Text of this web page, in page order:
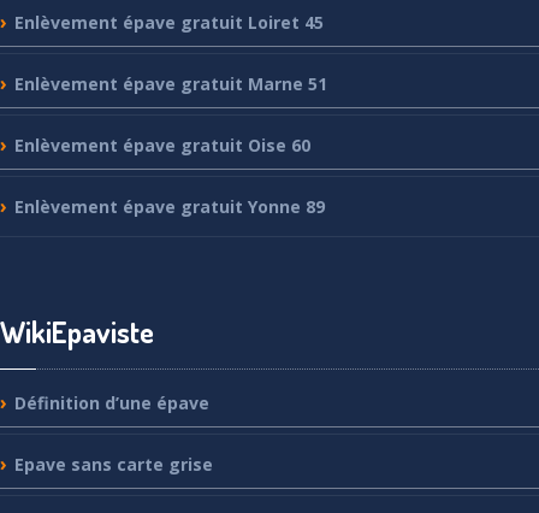
Enlèvement épave gratuit Loiret 45
Enlèvement épave gratuit Marne 51
Enlèvement épave gratuit Oise 60
Enlèvement épave gratuit Yonne 89
WikiEpaviste
Définition d’une épave
Epave sans carte grise